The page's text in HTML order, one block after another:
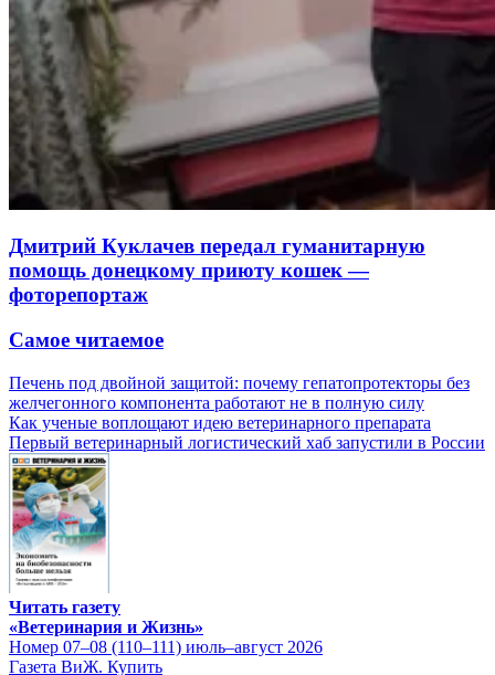
Дмитрий Куклачев передал гуманитарную
помощь донецкому приюту кошек —
фоторепортаж
Самое читаемое
Печень под двойной защитой: почему гепатопротекторы без
желчегонного компонента работают не в полную силу
Как ученые воплощают идею ветеринарного препарата
Первый ветеринарный логистический хаб запустили в России
Читать газету
«Ветеринария и Жизнь»
Номер 07–08 (110–111) июль–август 2026
Газета ВиЖ. Купить